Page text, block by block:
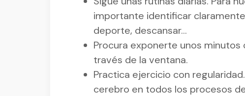
importante identificar
deporte, descansar…
Procura exponerte unos minutos
través de la ventana.
Practica ejercicio con
cerebro en todos los procesos